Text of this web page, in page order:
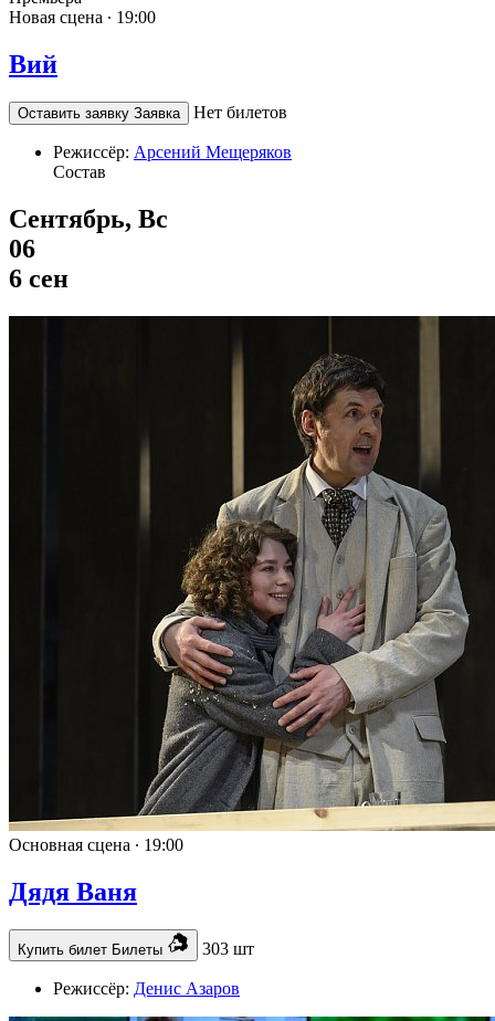
Новая сцена ∙ 19:00
Вий
Оставить заявку Заявка Нет билетов
Режиссёр: Арсений Мещеряков
Состав
Сентябрь, Вс
06
6 сен
Основная сцена ∙ 19:00
Дядя Ваня
Купить билет Билеты 303 шт
Режиссёр: Денис Азаров